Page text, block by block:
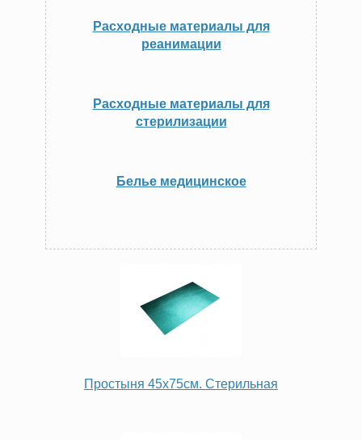
Расходные материалы для
реанимации
Расходные материалы для
стерилизации
Белье медицинское
Простыня 45х75см. Стерильная